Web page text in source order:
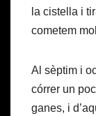
la cistella i
cometem
Al sèptim i
córrer un
ganes, i